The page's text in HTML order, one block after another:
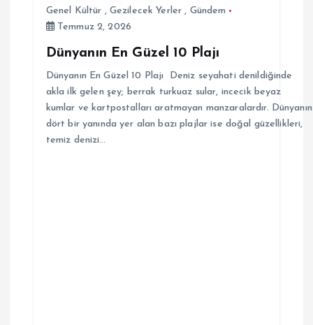
Genel Kültür , Gezilecek Yerler , Gündem
Temmuz 2, 2026
Dünyanın En Güzel 10 Plajı
Dünyanın En Güzel 10 Plajı Deniz seyahati denildiğinde
akla ilk gelen şey; berrak turkuaz sular, incecik beyaz
kumlar ve kartpostalları aratmayan manzaralardır. Dünyanın
dört bir yanında yer alan bazı plajlar ise doğal güzellikleri,
temiz denizi…